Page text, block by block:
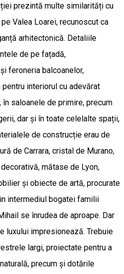
prezintă multe similarități cu
Valea Loarei, recunoscut ca
arhitectonică. Detaliile
de pe fațadă,
feroneria balcoanelor,
interiorul cu adevărat
saloanele de primire, precum
dar și în toate celelalte spații,
de construcție erau de
de Carrara, cristal de Murano,
mătase de Lyon,
și obiecte de artă, procurate
intermediul bogatei familii
se înrudea de aproape. Dar
luxului impresionează. Trebuie
largi, proiectate pentru a
precum și dotările